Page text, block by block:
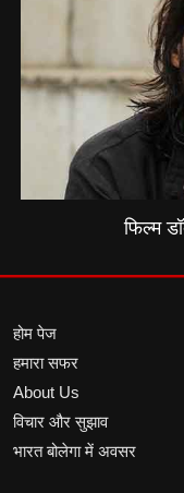
फिल्म
होम पेज
हमारा सफर
About Us
विचार और सुझाव
भारत बोलेगा में अवसर